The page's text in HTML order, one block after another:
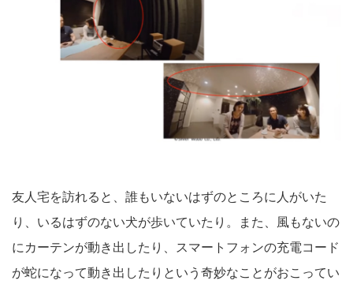
友人宅を訪れると、誰もいないはずのところに人がいた
り、いるはずのない犬が歩いていたり。また、風もないの
にカーテンが動き出したり、スマートフォンの充電コード
が蛇になって動き出したりという奇妙なことがおこってい